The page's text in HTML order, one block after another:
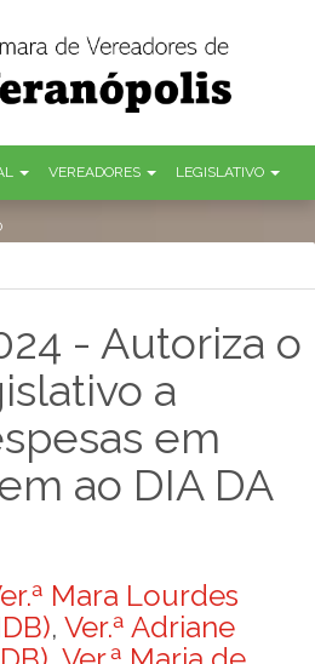
VEREADORES LEGISLATIVO
- Autoriza o
a
em
ao DIA DA
Mara Lourdes
, Ver.ª Adriane